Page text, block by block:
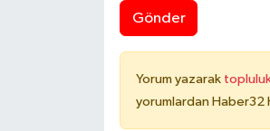
Gönder
Yorum yazarak topluluk
yorumlardan Haber32